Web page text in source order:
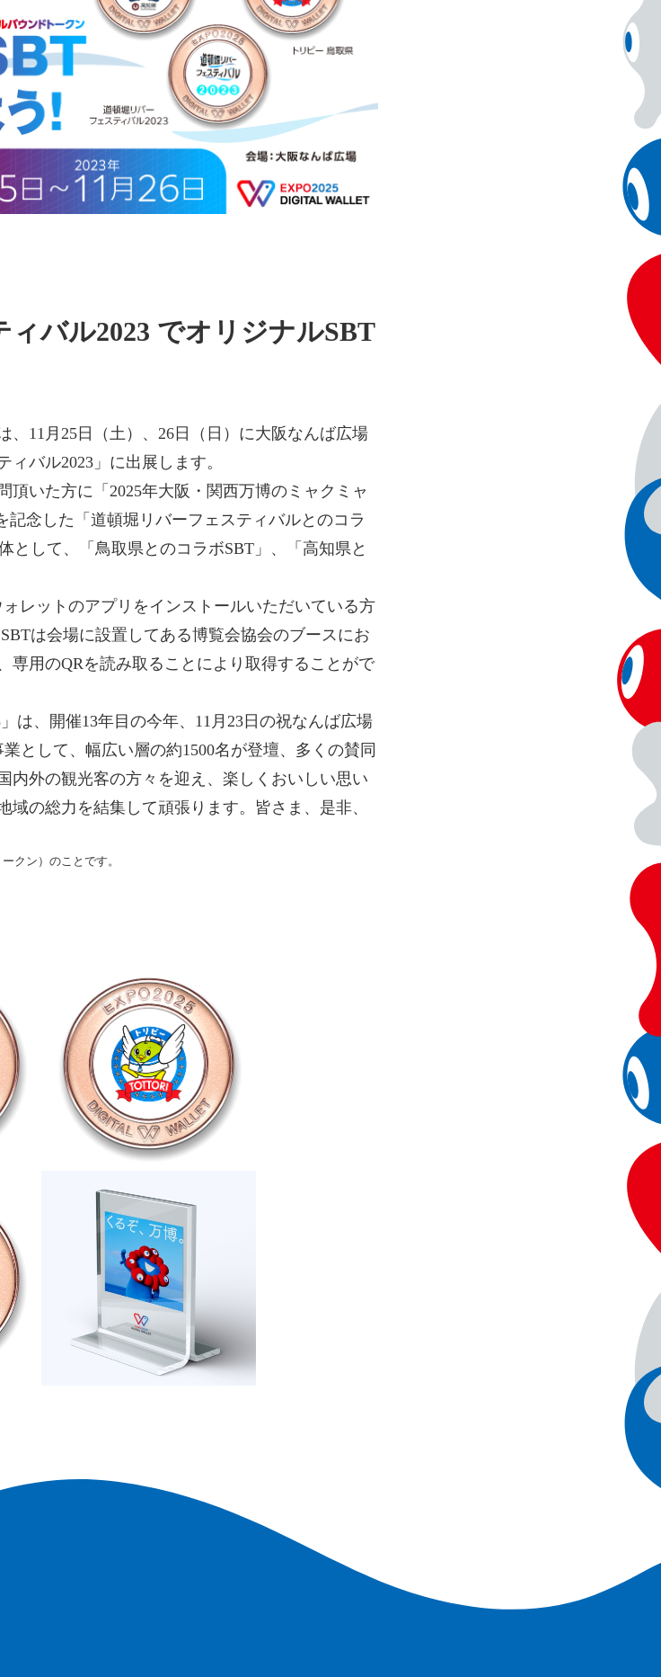
バル2023 でオリジナルSBT
、11月25日（土）、26日（日）に大阪なんば広場
ィバル2023」に出展します。
頂いた方に「2025年大阪・関西万博のミャクミャ
記念した「道頓堀リバーフェスティバルとのコラ
として、「鳥取県とのコラボSBT」、「高知県と
レットのアプリをインストールいただいている方
は会場に設置してある博覧会協会のブースにお
専用のQRを読み取ることにより取得することがで
として、幅広い層の約1500名が登壇、多くの賛同
内外の観光客の方々を迎え、楽しくおいしい思い
の総力を結集して頑張ります。皆さま、是非、
クン）のことです。